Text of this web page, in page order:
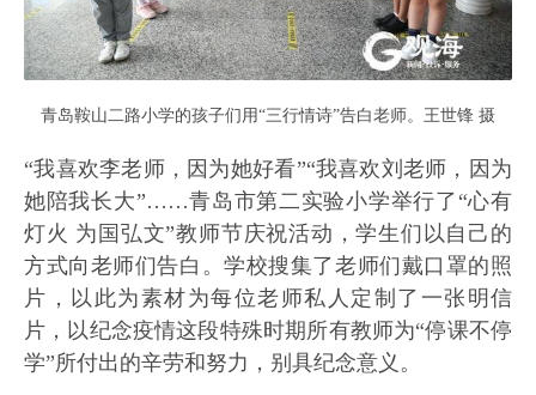
青岛鞍山二路小学的孩子们用“三行情诗”告白老师。王世锋 摄
“我喜欢李老师，因为她好看”“我喜欢刘老师，因为
她陪我长大”……青岛市第二实验小学举行了“心有
灯火 为国弘文”教师节庆祝活动，学生们以自己的
方式向老师们告白。学校搜集了老师们戴口罩的照
片，以此为素材为每位老师私人定制了一张明信
片，以纪念疫情这段特殊时期所有教师为“停课不停
学”所付出的辛劳和努力，别具纪念意义。